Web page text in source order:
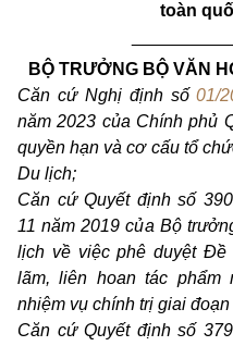
toàn
BỘ TRƯỞNG BỘ VĂN
Căn cứ Nghị định số01/
năm 2023 của Chính phủ
quyền hạn và cơ cấu tổ
Du lịch;
Căn cứ Quyết định số
11 năm 2019 của Bộ
lịch về việc phê duyệt Đề
lãm, liên hoan tác phẩm
nhiệm vụ chính trị giai
Căn cứ Quyết định số